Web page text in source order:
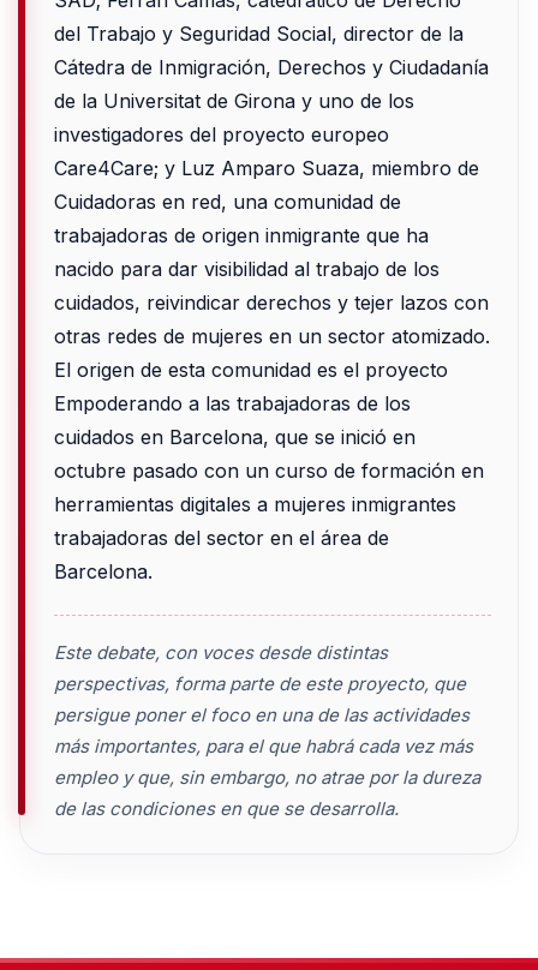
del Trabajo y Seguridad Social, director de la
Cátedra de Inmigración, Derechos y Ciudadanía
de la Universitat de Girona y uno de los
investigadores del proyecto europeo
Care4Care; y Luz Amparo Suaza, miembro de
Cuidadoras en red, una comunidad de
trabajadoras de origen inmigrante que ha
nacido para dar visibilidad al trabajo de los
cuidados, reivindicar derechos y tejer lazos con
otras redes de mujeres en un sector atomizado.
El origen de esta comunidad es el proyecto
Empoderando a las trabajadoras de los
cuidados en Barcelona, que se inició en
octubre pasado con un curso de formación en
herramientas digitales a mujeres inmigrantes
trabajadoras del sector en el área de
Barcelona.
Este debate, con voces desde distintas
perspectivas, forma parte de este proyecto, que
persigue poner el foco en una de las actividades
más importantes, para el que habrá cada vez más
empleo y que, sin embargo, no atrae por la dureza
de las condiciones en que se desarrolla.